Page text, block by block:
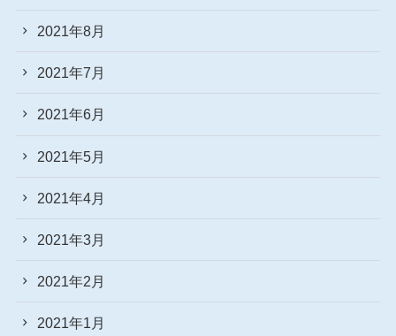
2021年8月
2021年7月
2021年6月
2021年5月
2021年4月
2021年3月
2021年2月
2021年1月